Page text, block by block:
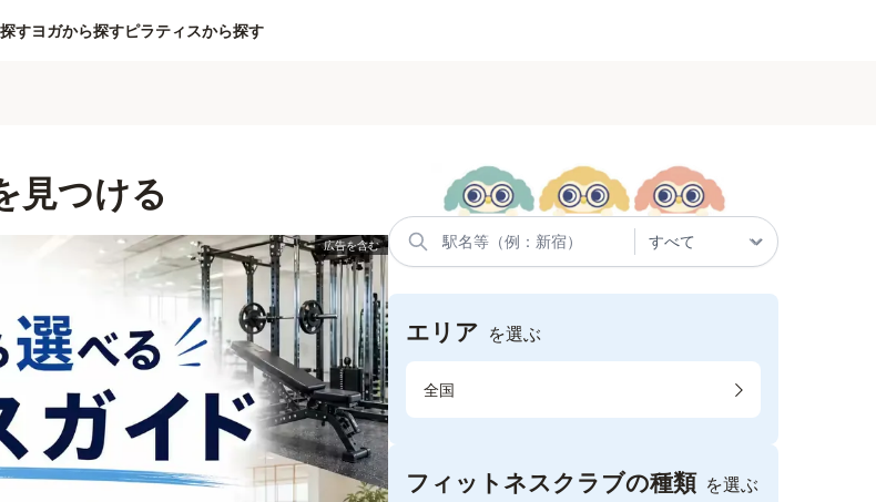
すヨガから探すピラティスから探す
見つける
エリア を選ぶ
全国
フィットネスクラブの種類 を選ぶ